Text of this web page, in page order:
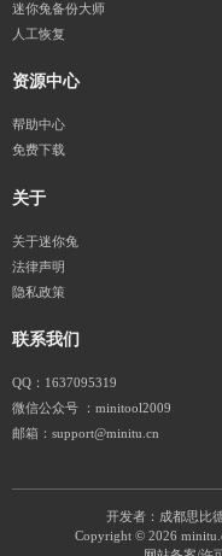
迷你兔备份大师
人工恢复
资源中心
帮助中心
免费下载
关于
关于迷你兔
法律声明
隐私政策
联系我们
QQ：1637095319
微信公众号 ：minitool2009
邮箱：support@minitu.cn
开发者：成都思比
Copyright © 2026